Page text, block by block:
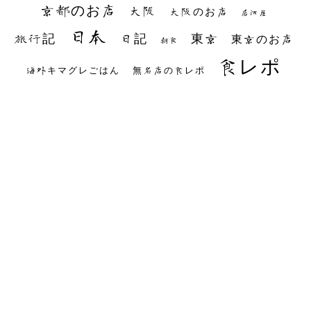
京都のお店 大阪 大阪のお店 居酒屋
旅行記 日本 日記 朝食 東京 東京のお店
海外キマグレごはん 無名店の食レポ 食レポ